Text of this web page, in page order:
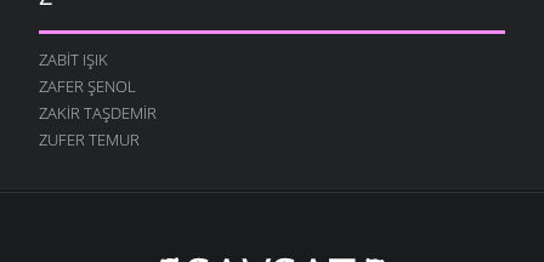
ZABIT IŞIK
ZAFER ŞENOL
ZAKIR TAŞDEMIR
ZUFER TEMUR